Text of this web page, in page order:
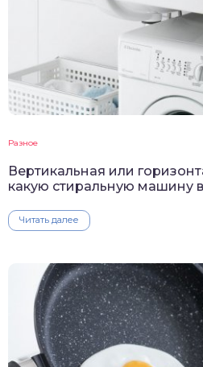
Разное
Вертикальная или
какую стиральную машину
Читать далее